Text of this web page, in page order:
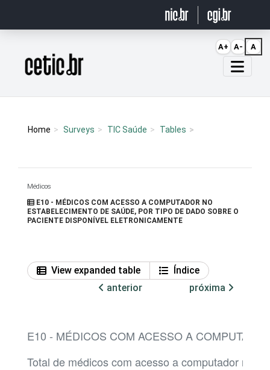
Página inicial
Home Surveys TIC Saúde Tables
Médicos
E10 - MÉDICOS COM ACESSO A COMPUTADOR NO
ESTABELECIMENTO DE SAÚDE, POR TIPO DE DADO SOBRE O
PACIENTE DISPONÍVEL ELETRONICAMENTE
View expanded table
Índice
anterior
próxima
E10 - MÉDICOS COM ACESSO A
Total de médicos com acesso a computador no
A+ A- A